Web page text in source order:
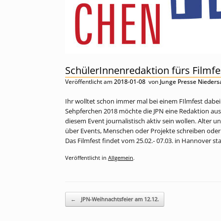
SchülerInnenredaktion fürs
Veröffentlicht am2018-01-08 von Junge Presse
Ihr wolltet schon immer mal bei einem FIlmfest
Sehpferchen 2018 möchte die JPN eine Redaktion
diesem Event journalistisch aktiv sein wollen. Alter
über Events, Menschen oder Projekte schreiben
Das Filmfest findet vom 25.02.- 07.03. in Hannover
Veröffentlicht in Allgemein.
Beitragsnavigation
← JPN-Weihnachtsfeier am 12.12.